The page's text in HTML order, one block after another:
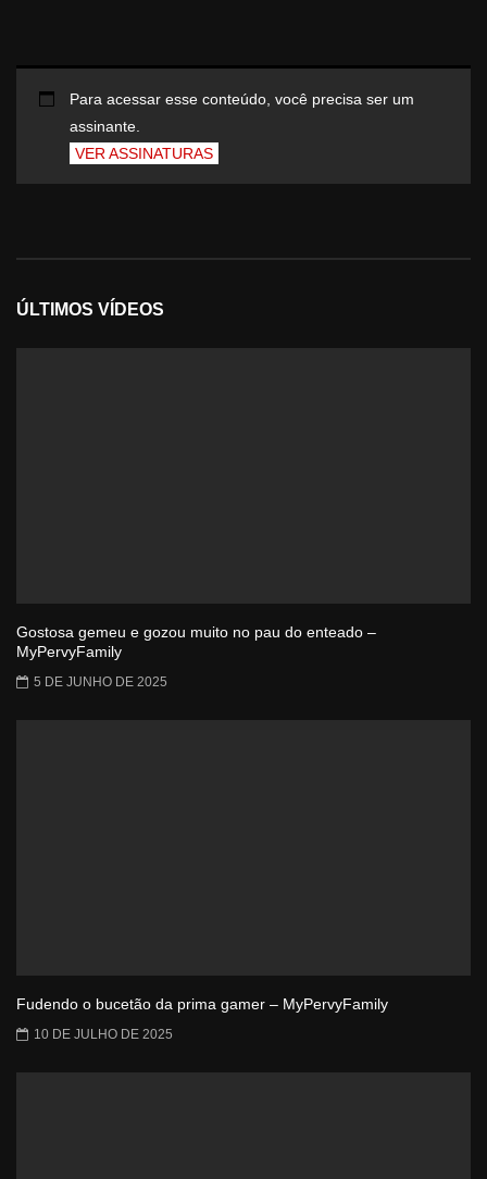
Para acessar esse conteúdo, você precisa ser um
assinante.
VER ASSINATURAS
ÚLTIMOS VÍDEOS
Gostosa gemeu e gozou muito no pau do enteado –
MyPervyFamily
5 DE JUNHO DE 2025
Fudendo o bucetão da prima gamer – MyPervyFamily
10 DE JULHO DE 2025